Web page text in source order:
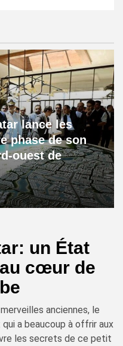
lance les
phase de son
ouest de
un État
cœur de
anciennes, le
a beaucoup à offrir aux
les secrets de ce petit